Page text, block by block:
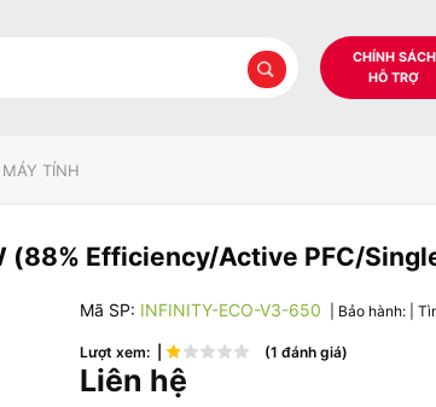
CHÍNH SÁCH
HỖ TRỢ
TÍNH
Efficiency/Active PFC/
Mã SP: INFINITY-ECO-V3-650 | Bảo hành: |
Lượt xem: | (1 đánh giá)
Liên hệ